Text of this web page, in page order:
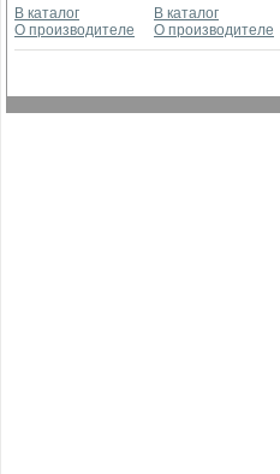
В каталог
О производителе
В каталог
О производителе